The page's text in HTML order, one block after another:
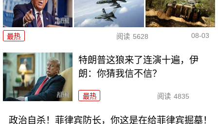
最热 阅读 5628 08-03
特朗普这狼来了连演十遍，伊
朗：你猜我信不信？
最热 阅读 4835
政治自杀！菲律宾防长，你这是在给菲律宾掘墓！